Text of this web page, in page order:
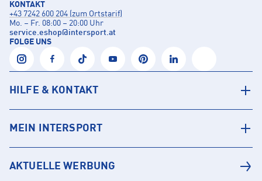
KONTAKT
+43 7242 600 204 (zum Ortstarif)
Mo. – Fr. 08:00 – 20:00 Uhr
service.eshop@intersport.at
FOLGE UNS
HILFE & KONTAKT
MEIN INTERSPORT
AKTUELLE WERBUNG